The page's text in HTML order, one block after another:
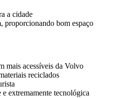
a cidade
proporcionando bom espaço
mais acessíveis da Volvo
reciclados
extremamente tecnológica